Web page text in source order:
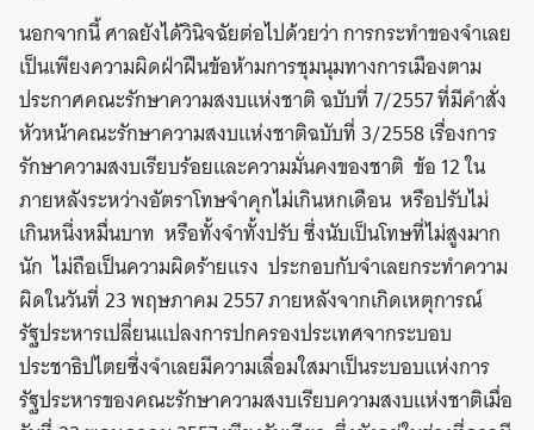
นอกจากนี้ ศาลยังได้วินิจฉัยต่อไปด้วยว่า การกระทำของจำเลย
เป็นเพียงความผิดฝ่าฝืนข้อห้ามการชุมนุมทางการเมืองตาม
ประกาศคณะรักษาความสงบแห่งชาติ ฉบับที่ 7/2557 ที่มีคำสั่ง
หัวหน้าคณะรักษาความสงบแห่งชาติฉบับที่ 3/2558 เรื่องการ
รักษาความสงบเรียบร้อยและความมั่นคงของชาติ ข้อ 12 ใน
ภายหลังระหว่างอัตราโทษจำคุกไม่เกินหกเดือน หรือปรับไม่
เกินหนึ่งหมื่นบาท หรือทั้งจำทั้งปรับ ซึ่งนับเป็นโทษที่ไม่สูงมาก
นัก ไม่ถือเป็นความผิดร้ายแรง ประกอบกับจำเลยกระทำความ
ผิดในวันที่ 23 พฤษภาคม 2557 ภายหลังจากเกิดเหตุการณ์
รัฐประหารเปลี่ยนแปลงการปกครองประเทศจากระบอบ
ประชาธิปไตยซึ่งจำเลยมีความเลื่อมใสมาเป็นระบอบแห่งการ
รัฐประหารของคณะรักษาความสงบเรียบความสงบแห่งชาติเมื่อ